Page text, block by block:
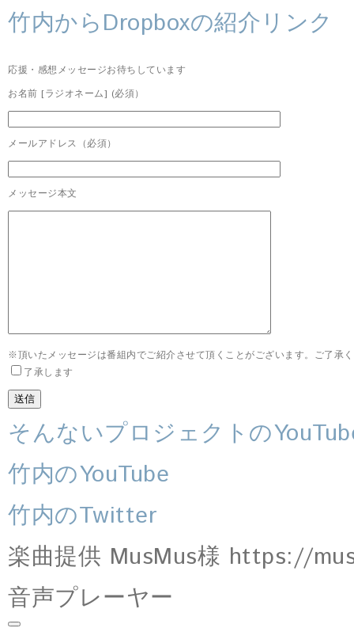
竹内からDropboxの紹介リンク
応援・感想メッセージお待ちしています
お名前 [ラジオネーム] (必須）
メールアドレス（必須）
メッセージ本文
※頂いたメッセージは番組内でご紹介させて頂くことがございます。ご了承
了承します
そんないプロジェクトの
竹内のYouTube
竹内のTwitter
楽曲提供 MusMus様 https://
音声プレーヤー